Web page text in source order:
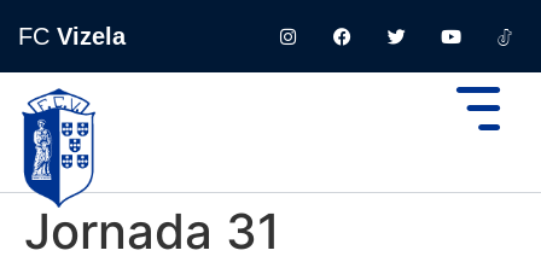
FC Vizela
Jornada 31